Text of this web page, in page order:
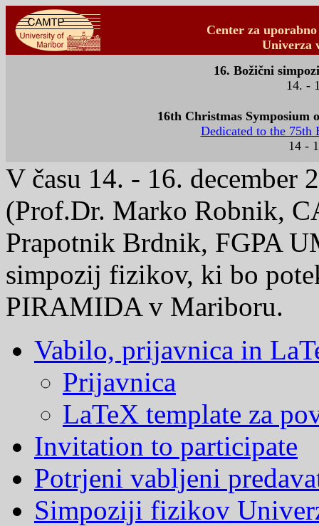
Center za
Univerza
16. Božični
14. -
16th Christmas Symposium
Dedicated to the 75th
14 -
V času 14. - 16. december
(Prof.Dr. Marko Robnik,
Prapotnik Brdnik, FGPA
simpozij fizikov, ki bo
PIRAMIDA v Mariboru.
Vabilo, prijavnica in
Prijavnica
LaTeX template za
Invitation to participate
Potrjeni vabljeni
Simpoziji fizikov